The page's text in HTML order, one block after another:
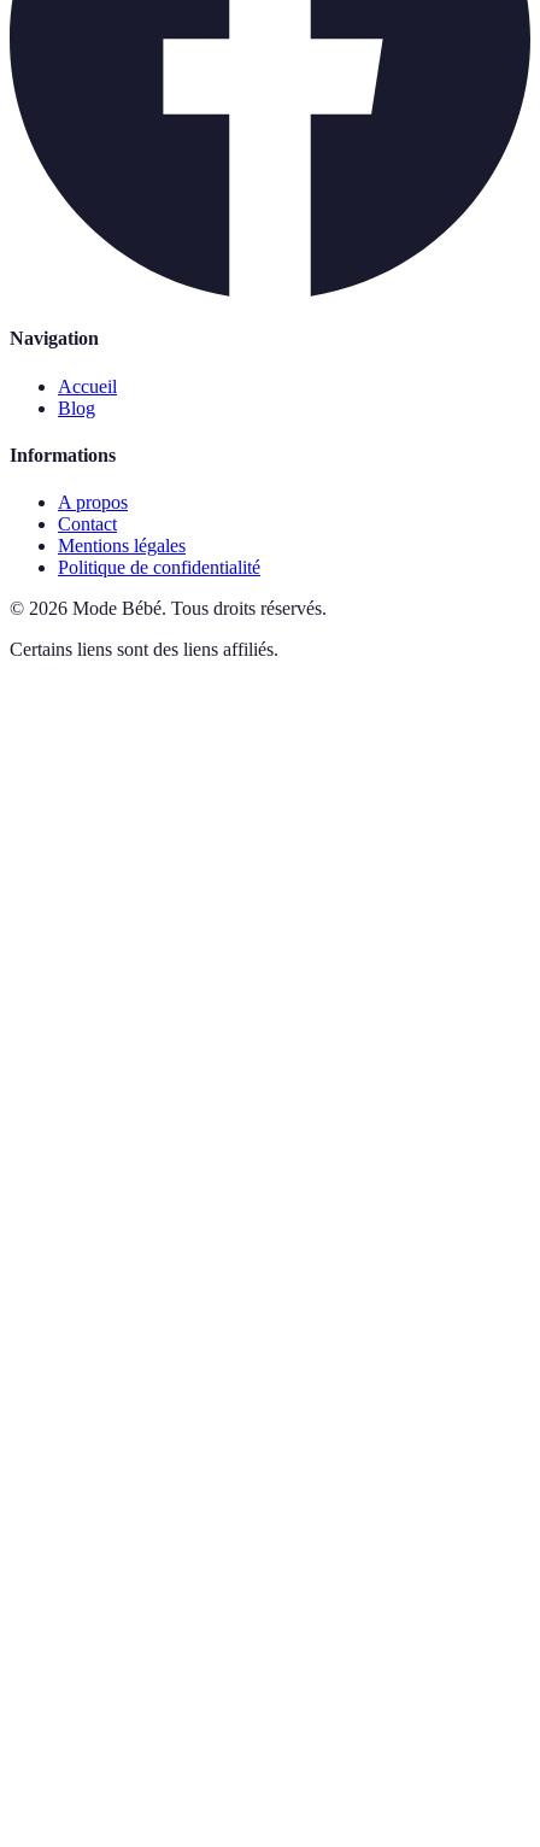
Navigation
Accueil
Blog
Informations
A propos
Contact
Mentions légales
Politique de confidentialité
© 2026 Mode Bébé. Tous droits réservés.
Certains liens sont des liens affiliés.